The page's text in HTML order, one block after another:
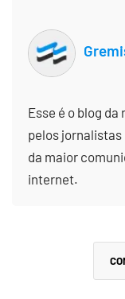
Esse é o blog
pelos
da maior
internet.